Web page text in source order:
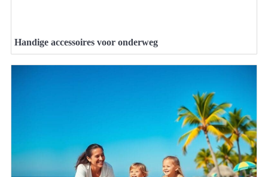
Handige accessoires voor onderweg